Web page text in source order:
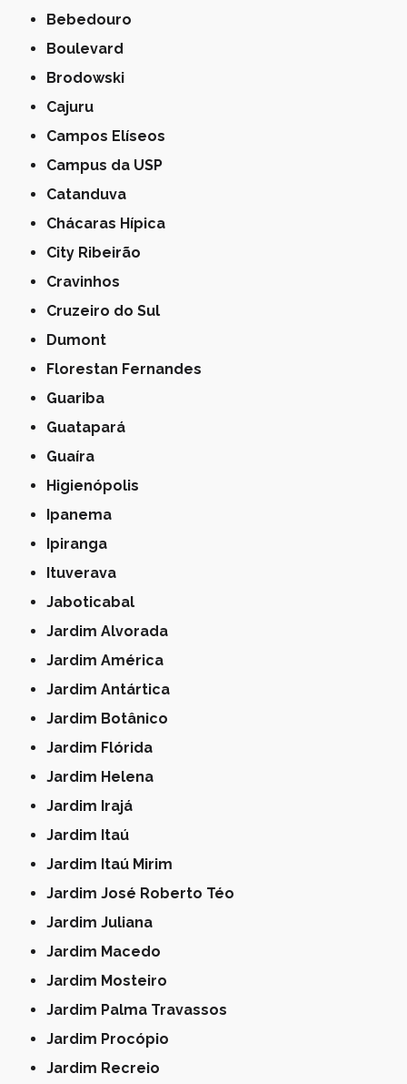
Bebedouro
Boulevard
Brodowski
Cajuru
Campos Elíseos
Campus da USP
Catanduva
Chácaras Hípica
City Ribeirão
Cravinhos
Cruzeiro do Sul
Dumont
Florestan Fernandes
Guariba
Guatapará
Guaíra
Higienópolis
Ipanema
Ipiranga
Ituverava
Jaboticabal
Jardim Alvorada
Jardim América
Jardim Antártica
Jardim Botânico
Jardim Flórida
Jardim Helena
Jardim Irajá
Jardim Itaú
Jardim Itaú Mirim
Jardim José Roberto Téo
Jardim Juliana
Jardim Macedo
Jardim Mosteiro
Jardim Palma Travassos
Jardim Procópio
Jardim Recreio